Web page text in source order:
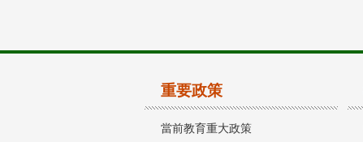
重要政策
當前教育重大政策